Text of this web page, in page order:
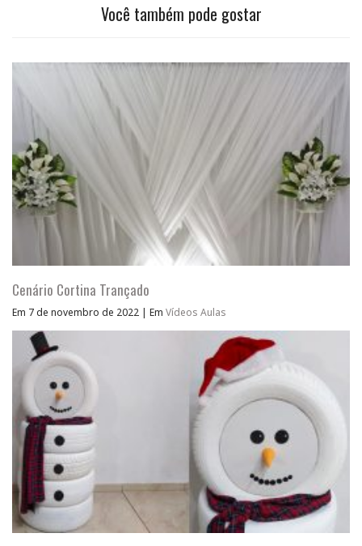
Você também pode gostar
Cenário Cortina Trançado
Em 7 de novembro de 2022 | Em Vídeos Aulas